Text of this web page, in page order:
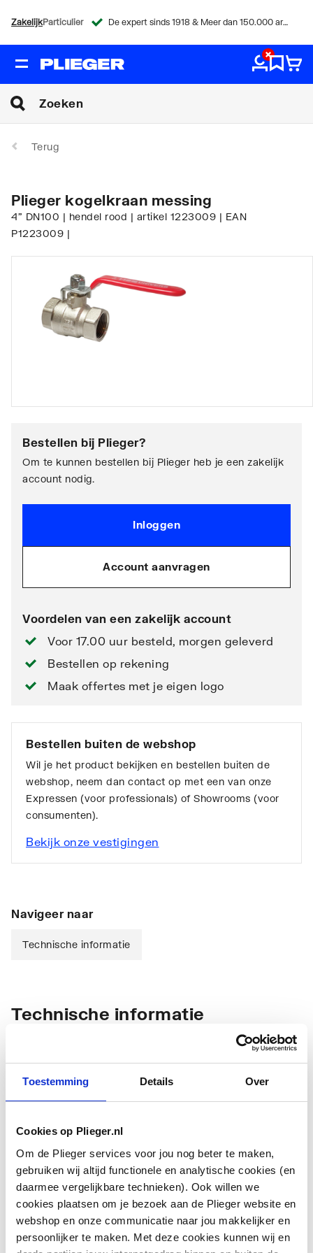
Toestemming Details Over
Cookies op Plieger.nl
Om de Plieger services voor jou nog beter te maken,
gebruiken wij altijd functionele en analytische cookies (en
daarmee vergelijkbare technieken). Ook willen we
cookies plaatsen om je bezoek aan de Plieger website en
webshop en onze communicatie naar jou makkelijker en
persoonlijker te maken. Met deze cookies kunnen wij en
ZakelijkParticulier De expert sinds 1918 & Meer dan 150.000 artikelen
Terug
Plieger kogelkraan messing
4" DN100 | hendel rood | artikel 1223009 | EAN
P1223009 |
Bestellen bij Plieger?
Om te kunnen bestellen bij Plieger heb je een zakelijk
account nodig.
Inloggen
Account aanvragen
Voordelen van een zakelijk account
Voor 17.00 uur besteld, morgen geleverd
Bestellen op rekening
Maak offertes met je eigen logo
Bestellen buiten de webshop
Wil je het product bekijken en bestellen buiten de
webshop, neem dan contact op met een van onze
Expressen (voor professionals) of Showrooms (voor
consumenten).
Bekijk onze vestigingen
Navigeer naar
Technische informatie
Technische informatie
Materiaal behuizing
Materiaal behuizing Messing
Materiaalkwaliteit Overig
Oppervlaktebeschermin Vernikkeld